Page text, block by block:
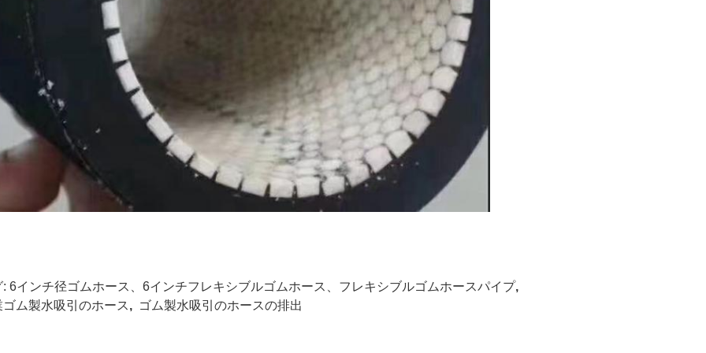
: 6インチ径ゴムホース、6インチフレキシブルゴムホース、フレキシブルゴムホースパイプ,
ゴム製水吸引のホース, ゴム製水吸引のホースの排出